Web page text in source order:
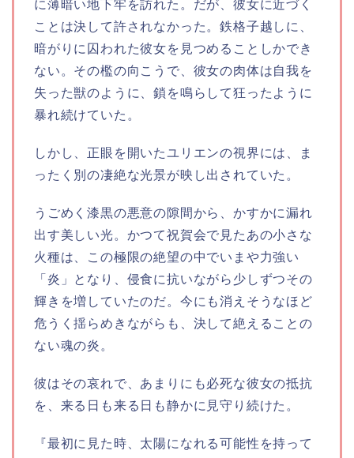
に薄暗い地下牢を訪れた。だが、彼女に近づく
ことは決して許されなかった。鉄格子越しに、
暗がりに囚われた彼女を見つめることしかでき
ない。その檻の向こうで、彼女の肉体は自我を
失った獣のように、鎖を鳴らして狂ったように
暴れ続けていた。
しかし、正眼を開いたユリエンの視界には、ま
ったく別の凄絶な光景が映し出されていた。
うごめく漆黒の悪意の隙間から、かすかに漏れ
出す美しい光。かつて祝賀会で見たあの小さな
火種は、この極限の絶望の中でいまや力強い
「炎」となり、侵食に抗いながら少しずつその
輝きを増していたのだ。今にも消えそうなほど
危うく揺らめきながらも、決して絶えることの
ない魂の炎。
彼はその哀れで、あまりにも必死な彼女の抵抗
を、来る日も来る日も静かに見守り続けた。
『最初に見た時、太陽になれる可能性を持って